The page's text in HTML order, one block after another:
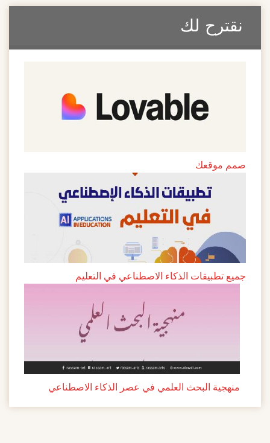
نقترح لك
صمم موقعك
جميع تطبيقات الذكاء الاصطناعي في التعليم
منهجية البحث العلمي في عصر الذكاء الاصطناعي